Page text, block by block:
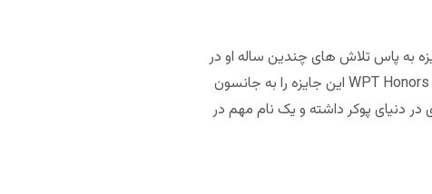
این جایزه به پاس تلاش های چندین ساله او در
برگزاری و تداوم این رقابت ها بود. آدام پلیسکا، مدیر ارشد اجرایی رقابت های تور جهانی پوکر در مراسم WPT Honors Award این جایزه را به جانسون
دنیای پوکر داشته و یک نام مهم در